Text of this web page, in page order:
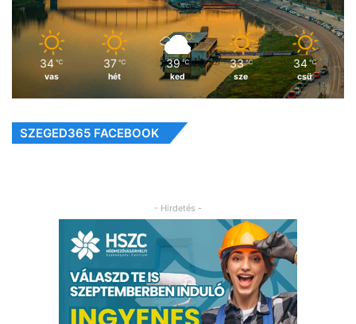
34 ℃
vas
37 ℃
hét
39 ℃
ked
33 ℃
sze
34 ℃
csü
SZEGED365 FACEBOOK
- Hirdetés -